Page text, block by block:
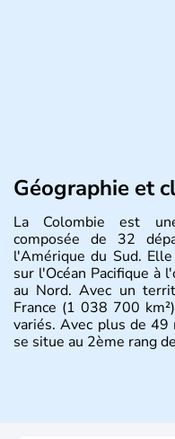
Géographie et
La Colombie est
composée de 32
l'Amérique du Sud.
sur l'Océan Pacifique à
au Nord. Avec un
France (1 038 700
variés. Avec plus de
se situe au 2ème rang
Histoire et